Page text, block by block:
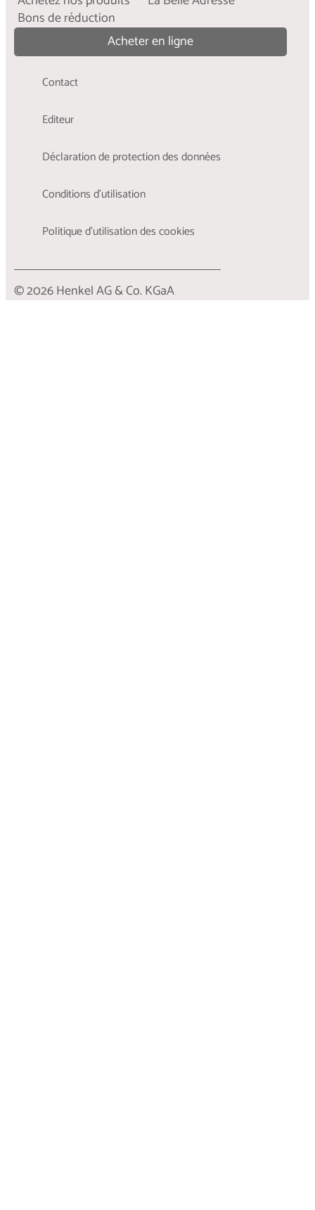
...
En savoir plus
Bons de réduction
Acheter en ligne
Contact
Editeur
Déclaration de protection des données
Conditions d'utilisation
Politique d’utilisation des cookies
© 2026 Henkel AG & Co. KGaA